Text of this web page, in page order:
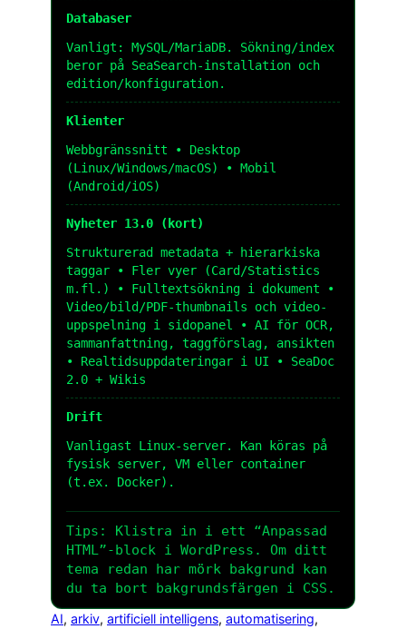
Databaser
Vanligt: MySQL/MariaDB. Sökning/index
beror på SeaSearch-installation och
edition/konfiguration.
Klienter
Webbgränssnitt • Desktop
(Linux/Windows/macOS) • Mobil
(Android/iOS)
Nyheter 13.0 (kort)
Strukturerad metadata + hierarkiska
taggar • Fler vyer (Card/Statistics
m.fl.) • Fulltextsökning i dokument •
Video/bild/PDF-thumbnails och video-
uppspelning i sidopanel • AI för OCR,
sammanfattning, taggförslag, ansikten
• Realtidsuppdateringar i UI • SeaDoc
2.0 + Wikis
Drift
Vanligast Linux-server. Kan köras på
fysisk server, VM eller container
(t.ex. Docker).
Tips: Klistra in i ett “Anpassad
HTML”-block i WordPress. Om ditt
tema redan har mörk bakgrund kan
du ta bort bakgrundsfärgen i CSS.
AI, arkiv, artificiell intelligens, automatisering